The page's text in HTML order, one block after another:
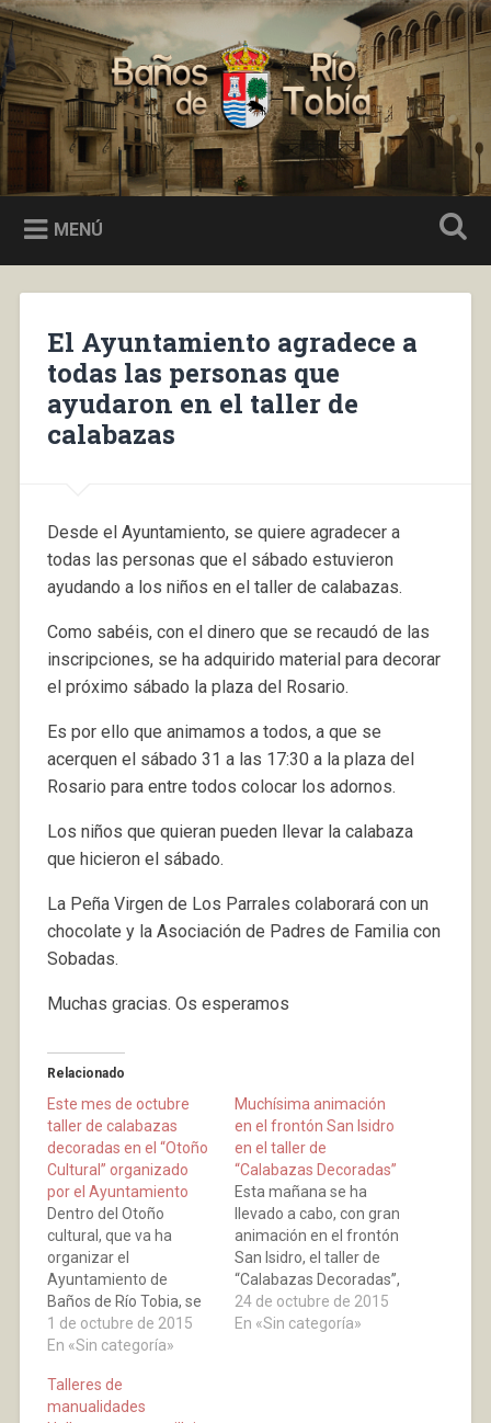
Saltar
al
contenido
Buscar
Baños de Río Tobía
MENÚ
El Ayuntamiento agradece a
todas las personas que
ayudaron en el taller de
calabazas
Desde el Ayuntamiento, se quiere agradecer a
todas las personas que el sábado estuvieron
ayudando a los niños en el taller de calabazas.
Como sabéis, con el dinero que se recaudó de las
inscripciones, se ha adquirido material para decorar
el próximo sábado la plaza del Rosario.
Es por ello que animamos a todos, a que se
acerquen el sábado 31 a las 17:30 a la plaza del
Rosario para entre todos colocar los adornos.
Los niños que quieran pueden llevar la calabaza
que hicieron el sábado.
La Peña Virgen de Los Parrales colaborará con un
chocolate y la Asociación de Padres de Familia con
Sobadas.
Muchas gracias. Os esperamos
Relacionado
Este mes de octubre
taller de calabazas
decoradas en el “Otoño
Cultural” organizado
por el Ayuntamiento
Dentro del Otoño
cultural, que va ha
organizar el
Ayuntamiento de
Baños de Río Tobia, se
va a llevar a cabo este
mes de octubre un
decoradas”. Este taller
consiste en vaciar
1 de octubre de 2015
En «Sin categoría»
Muchísima animación
en el frontón San Isidro
en el taller de
“Calabazas Decoradas”
Esta mañana se ha
llevado a cabo, con gran
animación en el frontón
San Isidro, el taller de
“Calabazas Decoradas”,
una de las muchas
actividades, dentro del
24 de octubre de 2015
En «Sin categoría»
Talleres de
manualidades